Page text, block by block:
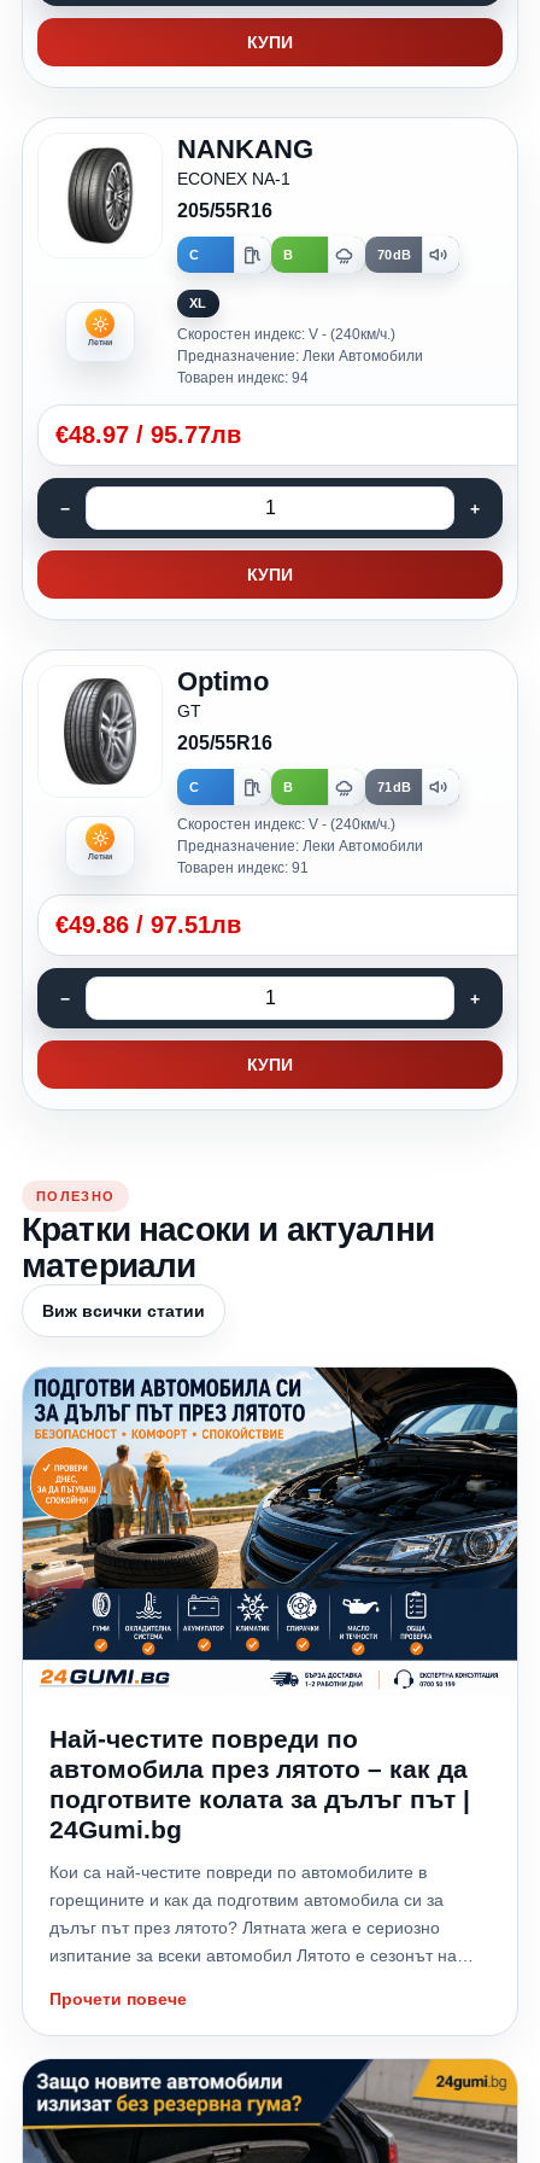
КУПИ
Летни
NANKANG
ECONEX NA-1
205/55R16
C B 70dB
XL
Скоростен индекс: V - (240км/ч.)
Предназначение: Леки Автомобили
Товарен индекс: 94
€48.97 / 95.77лв
КУПИ
Летни
Optimo
GT
205/55R16
C B 71dB
Скоростен индекс: V - (240км/ч.)
Предназначение: Леки Автомобили
Товарен индекс: 91
€49.86 / 97.51лв
КУПИ
ПОЛЕЗНО
Кратки насоки и актуални
материали
Виж всички статии
Най-честите повреди по
автомобила през лятото – как да
подготвите колата за дълъг път |
24Gumi.bg
Кои са най-честите повреди по автомобилите в
горещините и как да подготвим автомобила си за
дълъг път през лятото? Лятната жега е сериозно
изпитание за всеки автомобил Лятото е сезонът на
които много шофьори изминават към морето,
планината или чужбина. Високите температури обаче
не натоварват само водача – те поставят на сериозно
изпитание всички системи на автомобила. Всяка
година хиляди автомобили аварират именно през
летните месеци заради прегряване на двигателя,
Прочети повече